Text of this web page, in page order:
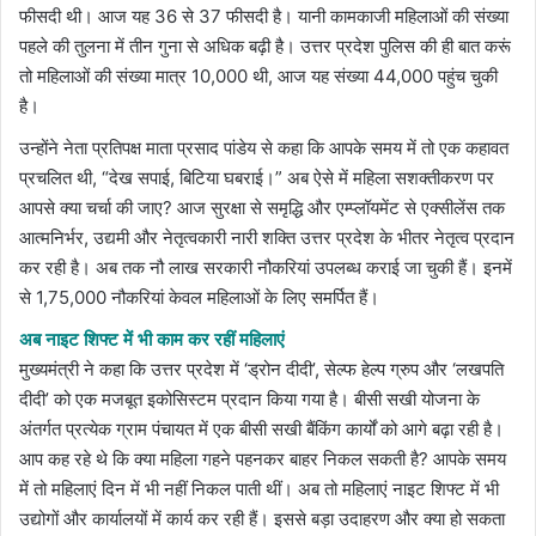
फीसदी थी। आज यह 36 से 37 फीसदी है। यानी कामकाजी महिलाओं की संख्या
पहले की तुलना में तीन गुना से अधिक बढ़ी है। उत्तर प्रदेश पुलिस की ही बात करूं
तो महिलाओं की संख्या मात्र 10,000 थी, आज यह संख्या 44,000 पहुंच चुकी
है।
उन्होंने नेता प्रतिपक्ष माता प्रसाद पांडेय से कहा कि आपके समय में तो एक कहावत
प्रचलित थी, “देख सपाई, बिटिया घबराई।” अब ऐसे में महिला सशक्तीकरण पर
आपसे क्या चर्चा की जाए? आज सुरक्षा से समृद्धि और एम्प्लॉयमेंट से एक्सीलेंस तक
आत्मनिर्भर, उद्यमी और नेतृत्वकारी नारी शक्ति उत्तर प्रदेश के भीतर नेतृत्व प्रदान
कर रही है। अब तक नौ लाख सरकारी नौकरियां उपलब्ध कराई जा चुकी हैं। इनमें
से 1,75,000 नौकरियां केवल महिलाओं के लिए समर्पित हैं।
अब नाइट शिफ्ट में भी काम कर रहीं महिलाएं
मुख्यमंत्री ने कहा कि उत्तर प्रदेश में ‘ड्रोन दीदी’, सेल्फ हेल्प ग्रुप और ‘लखपति
दीदी’ को एक मजबूत इकोसिस्टम प्रदान किया गया है। बीसी सखी योजना के
अंतर्गत प्रत्येक ग्राम पंचायत में एक बीसी सखी बैंकिंग कार्यों को आगे बढ़ा रही है।
आप कह रहे थे कि क्या महिला गहने पहनकर बाहर निकल सकती है? आपके समय
में तो महिलाएं दिन में भी नहीं निकल पाती थीं। अब तो महिलाएं नाइट शिफ्ट में भी
उद्योगों और कार्यालयों में कार्य कर रही हैं। इससे बड़ा उदाहरण और क्या हो सकता